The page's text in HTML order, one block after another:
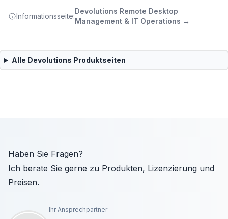
Informationsseite:
Devolutions Remote Desktop
Management & IT Operations →
Alle Devolutions Produktseiten
Haben Sie Fragen?
Ich berate Sie gerne zu Produkten, Lizenzierung und
Preisen.
Ihr Ansprechpartner